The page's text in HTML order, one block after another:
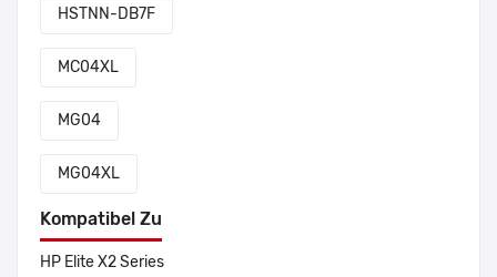
HSTNN-DB7F
MC04XL
MG04
MG04XL
Kompatibel Zu
HP Elite X2 Series